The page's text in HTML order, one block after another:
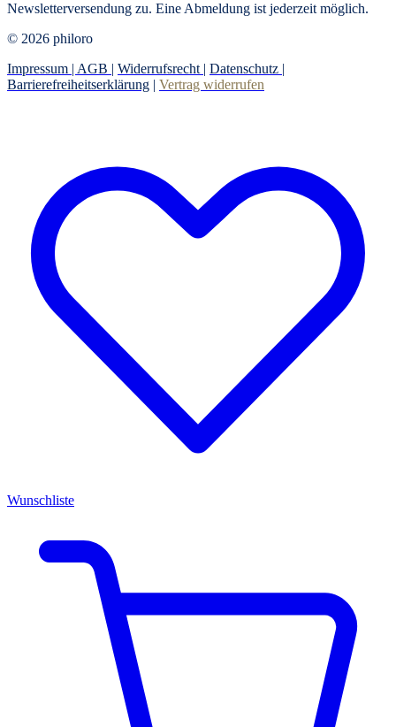
Newsletterversendung zu. Eine Abmeldung ist jederzeit möglich.
© 2026 philoro
Impressum | AGB | Widerrufsrecht | Datenschutz |
Barrierefreiheitserklärung | Vertrag widerrufen
Wunschliste